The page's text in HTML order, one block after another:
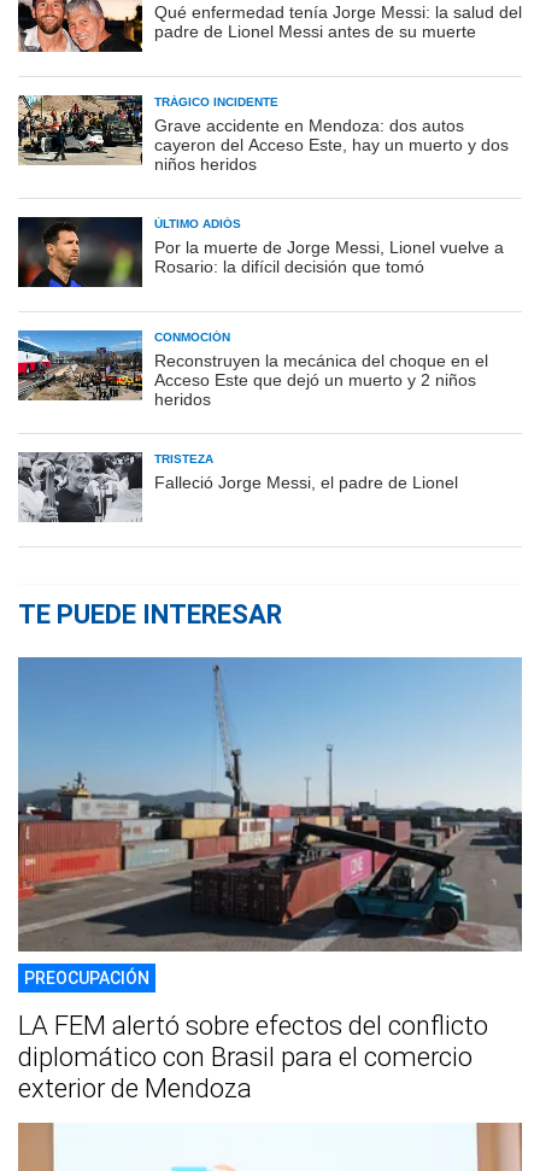
Qué enfermedad tenía Jorge Messi: la salud del
padre de Lionel Messi antes de su muerte
TRÁGICO INCIDENTE
Grave accidente en Mendoza: dos autos
cayeron del Acceso Este, hay un muerto y dos
niños heridos
ÚLTIMO ADIÓS
Por la muerte de Jorge Messi, Lionel vuelve a
Rosario: la difícil decisión que tomó
CONMOCIÓN
Reconstruyen la mecánica del choque en el
Acceso Este que dejó un muerto y 2 niños
heridos
TRISTEZA
Falleció Jorge Messi, el padre de Lionel
TE PUEDE INTERESAR
PREOCUPACIÓN
LA FEM alertó sobre efectos del conflicto
diplomático con Brasil para el comercio
exterior de Mendoza